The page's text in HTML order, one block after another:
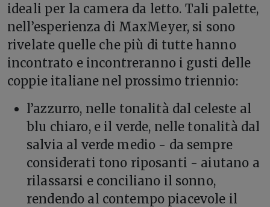
ideali per la camera da letto. Tali palette,
nell’esperienza di MaxMeyer, si sono
rivelate quelle che più di tutte hanno
incontrato e incontreranno i gusti delle
coppie italiane nel prossimo triennio:
l’azzurro, nelle tonalità dal celeste al
blu chiaro, e il verde, nelle tonalità dal
salvia al verde medio - da sempre
considerati tono riposanti - aiutano a
rilassarsi e conciliano il sonno,
rendendo al contempo piacevole il